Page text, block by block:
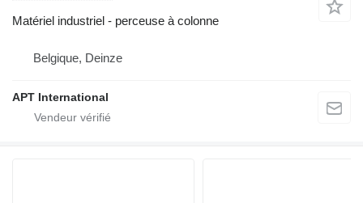
Matériel industriel - perceuse à colonne
Belgique, Deinze
APT International